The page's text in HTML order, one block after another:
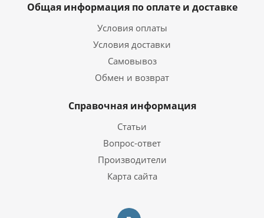
Общая информация по оплате и доставке
Условия оплаты
Условия доставки
Самовывоз
Обмен и возврат
Справочная информация
Статьи
Вопрос-ответ
Производители
Карта сайта